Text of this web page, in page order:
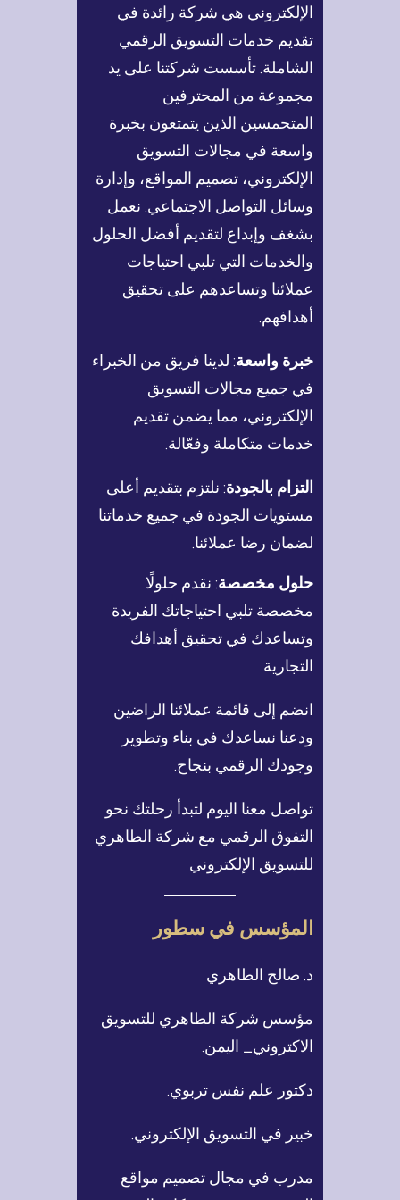
الإلكتروني هي شركة رائدة في
تقديم خدمات التسويق الرقمي
الشاملة. تأسست شركتنا على يد
مجموعة من المحترفين
المتحمسين الذين يتمتعون بخبرة
واسعة في مجالات التسويق
الإلكتروني، تصميم المواقع، وإدارة
وسائل التواصل الاجتماعي. نعمل
بشغف وإبداع لتقديم أفضل الحلول
والخدمات التي تلبي احتياجات
عملائنا وتساعدهم على تحقيق
أهدافهم.
خبرة واسعة: لدينا فريق من الخبراء
في جميع مجالات التسويق
الإلكتروني، مما يضمن تقديم
خدمات متكاملة وفعّالة.
التزام بالجودة: نلتزم بتقديم أعلى
مستويات الجودة في جميع خدماتنا
لضمان رضا عملائنا.
حلول مخصصة: نقدم حلولًا
مخصصة تلبي احتياجاتك الفريدة
وتساعدك في تحقيق أهدافك
التجارية.
انضم إلى قائمة عملائنا الراضين
ودعنا نساعدك في بناء وتطوير
وجودك الرقمي بنجاح.
تواصل معنا اليوم لتبدأ رحلتك نحو
التفوق الرقمي مع شركة الطاهري
للتسويق الإلكتروني
المؤسس في سطور
د. صالح الطاهري
مؤسس شركة الطاهري للتسويق
الاكتروني_ اليمن.
دكتور علم نفس تربوي.
خبير في التسويق الإلكتروني.
مدرب في مجال تصميم مواقع